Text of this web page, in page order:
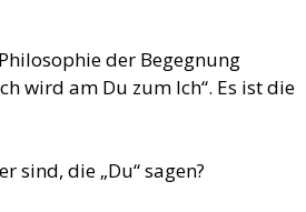
der Begegnung
wird am Du zum Ich“. Es ist die
sind, die „Du“ sagen?